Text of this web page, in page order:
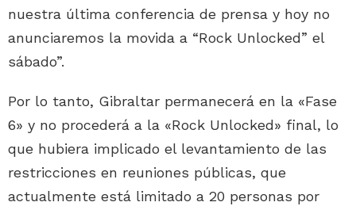
nuestra última conferencia de prensa y hoy no
anunciaremos la movida a “Rock Unlocked” el
sábado”.
Por lo tanto, Gibraltar permanecerá en la «Fase
6» y no procederá a la «Rock Unlocked» final, lo
que hubiera implicado el levantamiento de las
restricciones en reuniones públicas, que
actualmente está limitado a 20 personas por